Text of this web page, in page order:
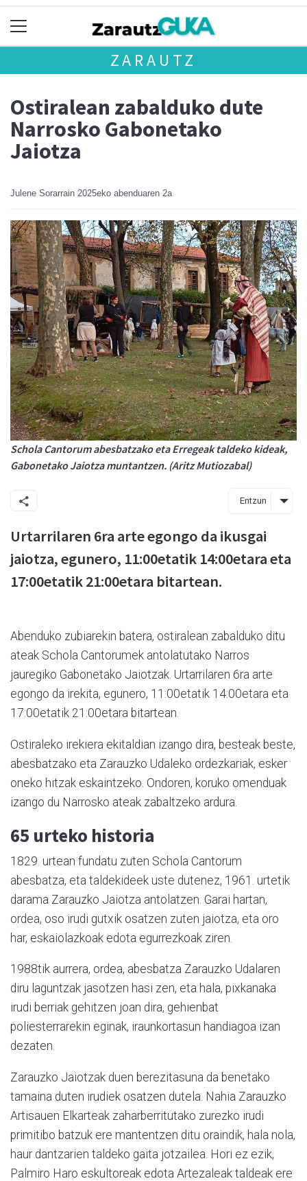
ZARAUTZ
Ostiralean zabalduko dute
Narrosko Gabonetako
Jaiotza
Julene Sorarrain 2025eko abenduaren 2a
Schola Cantorum abesbatzako eta Erregeak taldeko kideak,
Gabonetako Jaiotza muntantzen. (Aritz Mutiozabal)
Entzun
Urtarrilaren 6ra arte egongo da ikusgai
jaiotza, egunero, 11:00etatik 14:00etara eta
17:00etatik 21:00etara bitartean.
Abenduko zubiarekin batera, ostiralean zabalduko ditu
ateak Schola Cantorumek antolatutako Narros
jauregiko Gabonetako Jaiotzak. Urtarrilaren 6ra arte
egongo da irekita, egunero, 11:00etatik 14:00etara eta
17:00etatik 21:00etara bitartean.
Ostiraleko irekiera ekitaldian izango dira, besteak beste,
abesbatzako eta Zarauzko Udaleko ordezkariak, esker
oneko hitzak eskaintzeko. Ondoren, koruko omenduak
izango du Narrosko ateak zabaltzeko ardura.
65 urteko historia
1829. urtean fundatu zuten Schola Cantorum
abesbatza, eta taldekideek uste dutenez, 1961. urtetik
darama Zarauzko Jaiotza antolatzen. Garai hartan,
ordea, oso irudi gutxik osatzen zuten jaiotza, eta oro
har, eskaiolazkoak edota egurrezkoak ziren.
1988tik aurrera, ordea, abesbatza Zarauzko Udalaren
diru laguntzak jasotzen hasi zen, eta hala, pixkanaka
irudi berriak gehitzen joan dira, gehienbat
poliesterrarekin eginak, iraunkortasun handiagoa izan
dezaten.
Zarauzko Jaiotzak duen berezitasuna da benetako
tamaina duten irudiek osatzen dutela. Nahia Zarauzko
Artisauen Elkarteak zaharberritutako zurezko irudi
primitibo batzuk ere mantentzen ditu oraindik, hala nola,
haur dantzarien taldeko gaita jotzailea. Hori ez ezik,
Palmiro Haro eskultoreak edota Artezaleak taldeak ere